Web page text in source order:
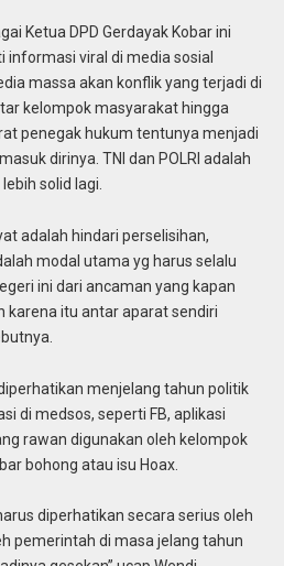
Ketua DPD Gerdayak Kobar ini
viral di media sosial
massa akan konflik yang terjadi di
kelompok masyarakat hingga
penegak hukum tentunya menjadi
dirinya. TNI dan POLRI adalah
solid lagi.
adalah hindari perselisihan,
modal utama yg harus selalu
ini dari ancaman yang kapan
karena itu antar aparat sendiri
menjelang tahun politik
di medsos, seperti FB, aplikasi
rawan digunakan oleh kelompok
bohong atau isu Hoax.
diperhatikan secara serius oleh
pemerintah di masa jelang tahun